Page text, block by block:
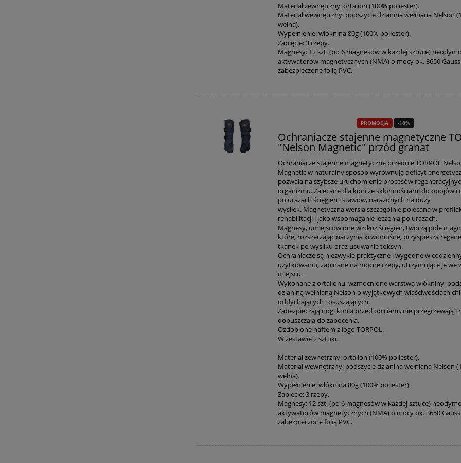
Materiał zewnętrzny: ortalion (100% poliester).
Materiał wewnętrzny: podszycie dzianina wełniana Nelson
wełna).
Wypełnienie: włóknina 80g (100% poliester).
Zapięcie: 3 rzepy.
Magnesy: 12 szt. (po 6 magnesów w każdej sztuce)
aktywatorów magnetycznych (NMA) o mocy ok. 3650
zabezpieczone folią PVC.
PROMOCJA -18%
Ochraniacze stajenne magnetyczne
"Nelson Magnetic" przód granat
Ochraniacze stajenne magnetyczne przednie TORPOL
Magnetic w naturalny sposób wyrównują deficyt
pozwala na szybsze uruchomienie procesów
organizmu. Zalecane dla koni ze skłonnościami do opojów i
po urazach ścięgien i stawów, narażonych na duży
wysiłek. Magnetyczna wersja szczególnie polecana w
rehabilitacji i jako wspomaganie leczenia po urazach.
Magnesy, umiejscowione wzdłuż ścięgien, tworzą pole
które, rozszerzając naczynia krwionośne, przyspiesza
tkanek po wysiłku oraz usuwanie toksyn.
Ochraniacze są niezwykle praktyczne i wygodne w
użytkowaniu, zapinane na mocne rzepy, utrzymujące je we
miejscu.
Wykonane z ortalionu, wzmocnione warstwą włókniny,
dzianiną wełnianą Nelson o wyjątkowych właściwościach
oddychających i osuszających.
Zabezpieczają nogi konia przed obiciami, nie przegrzewają i
dopuszczają do zapocenia.
Ozdobione haftem z logo TORPOL.
W zestawie 2 sztuki.
Materiał zewnętrzny: ortalion (100% poliester).
Materiał wewnętrzny: podszycie dzianina wełniana Nelson
wełna).
Wypełnienie: włóknina 80g (100% poliester).
Zapięcie: 3 rzepy.
Magnesy: 12 szt. (po 6 magnesów w każdej sztuce)
aktywatorów magnetycznych (NMA) o mocy ok. 3650
zabezpieczone folią PVC.